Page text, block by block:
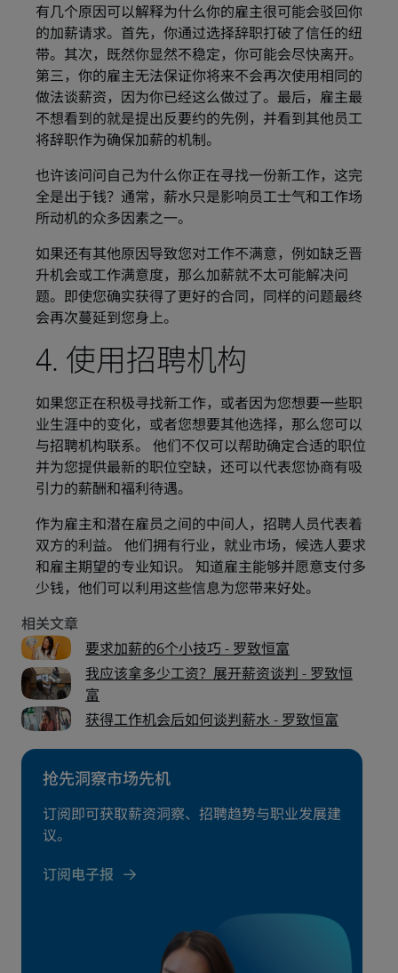
有几个原因可以解释为什么你的雇主很可能会驳回你
的加薪请求。首先，你通过选择辞职打破了信任的纽
带。其次，既然你显然不稳定，你可能会尽快离开。
第三，你的雇主无法保证你将来不会再次使用相同的
做法谈薪资，因为你已经这么做过了。最后，雇主最
不想看到的就是提出反要约的先例，并看到其他员工
将辞职作为确保加薪的机制。
也许该问问自己为什么你正在寻找一份新工作，这完
全是出于钱？通常，薪水只是影响员工士气和工作场
所动机的众多因素之一。
如果还有其他原因导致您对工作不满意，例如缺乏晋
升机会或工作满意度，那么加薪就不太可能解决问
题。即使您确实获得了更好的合同，同样的问题最终
会再次蔓延到您身上。
4. 使用招聘机构
如果您正在积极寻找新工作，或者因为您想要一些职
业生涯中的变化，或者您想要其他选择，那么您可以
与招聘机构联系。 他们不仅可以帮助确定合适的职位
并为您提供最新的职位空缺，还可以代表您协商有吸
引力的薪酬和福利待遇。
作为雇主和潜在雇员之间的中间人，招聘人员代表着
双方的利益。 他们拥有行业，就业市场，候选人要求
和雇主期望的专业知识。 知道雇主能够并愿意支付多
少钱，他们可以利用这些信息为您带来好处。
要求加薪的6个小技巧 - 罗致恒富
我应该拿多少工资？展开薪资谈判 - 罗致恒
富
获得工作机会后如何谈判薪水 - 罗致恒富